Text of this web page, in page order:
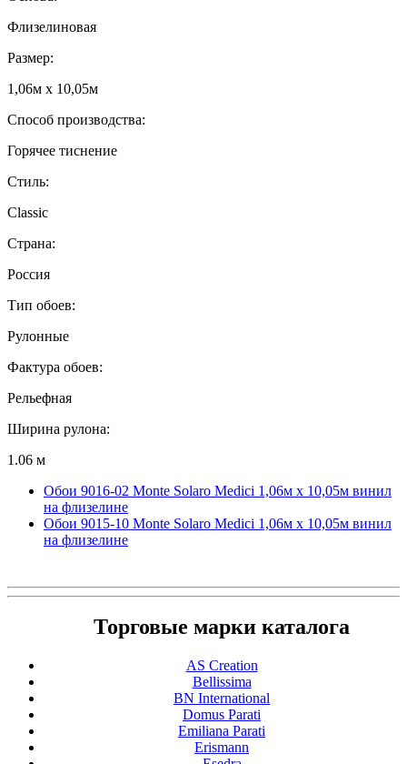
Флизелиновая
Размер:
1,06м х 10,05м
Способ производства:
Горячее тиснение
Стиль:
Classic
Страна:
Россия
Тип обоев:
Рулонные
Фактура обоев:
Рельефная
Ширина рулона:
1.06 м
Обои 9016-02 Monte Solaro Medici 1,06м х 10,05м винил
на флизелине
Обои 9015-10 Monte Solaro Medici 1,06м х 10,05м винил
на флизелине
Торговые марки каталога
AS Creation
Bellissima
BN International
Domus Parati
Emiliana Parati
Erismann